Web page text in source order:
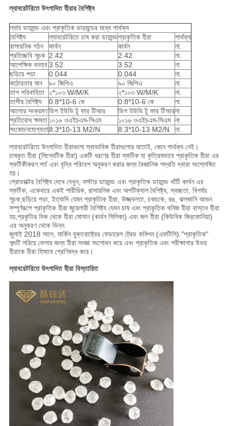
ল্যাবরেটরিতে উৎপাদিত হীরার বৈশিষ্ট্য
ল্যাব ডায়মন্ড এবং প্রাকৃতিক ডায়মন্ডের মধ্যে পার্থক্য
বৈশিষ্ট্য
ল্যাবরেটরিতে চাষ করা ডায়মন্ডপ্রাকৃতিক হীরা
পার্থক্য
রাসায়নিক গঠন
কার্বন কার্বন
না.
প্রতিচ্ছবি সূচক 2.42 2.42
না.
আপেক্ষিক ঘনত্ব3.52 3.52
না.
ছড়িয়ে পড়া
0.044 0.044
না.
কঠোরতার মান
৯০ জিপিএ ৯০ জিপিএ
না.
তাপ পরিবাহিতা ২*১০৩ W/M/K ২*১০৩ W/M/K
না.
তাপীয় বৈশিষ্ট্য
0.8*10-6 কে 0.8*10-6 কে
না.
আলোর সংক্রমণডিপ ইউভি টু ফার টিআর ডিপ ইউভি টু ফার টিআরনা.
প্রতিরোধ ক্ষমতা ১০১৬ ওএইচএম-সিএম ১০১৬ ওএইচএম-সিএম না.
সংকোচনযোগ্যতা8.3*10-13 M2/N 8.3*10-13 M2/N না.
ল্যাবরেটরিতে উৎপাদিত হীরাগুলো স্বাভাবিক হীরাগুলোর মতোই, কোন পার্থক্য নেই।
চাষকৃত হীরা (সিন্থেটিক হীরা) একটি ধরণের হীরা স্ফটিক যা কৃত্রিমভাবে প্রাকৃতিক হীরা এর
স্ফটিকীকরণ শর্ত এবং বৃদ্ধি পরিবেশ অনুকরণ করার জন্য বৈজ্ঞানিক পদ্ধতি দ্বারা সংশ্লেষিত
হয়।
প্রোডাক্টের বৈশিষ্ট্য দেখে দেখুন, ফস্টার ডায়মন্ড এবং প্রাকৃতিক ডায়মন্ড খাঁটি কার্বন এর
স্ফটিক, একেবারে একই শারীরিক, রাসায়নিক এবং অপটিক্যাল বৈশিষ্ট্য, স্বচ্ছতা, বিপর্যয়
সূচক,ছড়িয়ে পড়া, ইত্যাদি যেমন প্রাকৃতিক হীরা, উজ্জ্বলতা, চকচকে, রঙ, ঝলকানি আগুন
সম্পূর্ণরূপে প্রাকৃতিক হীরা জুয়েলারী বৈশিষ্ট্য যেমন চাষ এবং প্রাকৃতিক খনিজ হীরা বাস্তব হীরা
হয়,প্রকৃতির দিক থেকে হীরা মোসান (কার্বন সিলিকা) এবং জল হীরা (কিউবিক জিরকোনিয়া)
এর অনুকরণ থেকে ভিন্ন.
জুলাই 2018 সালে, মার্কিন যুক্তরাষ্ট্রের ফেডারেল ট্রেড কমিশন (এফটিসি) "প্রাকৃতিক"
শব্দটি সরিয়ে ফেলার জন্য হীরা সংজ্ঞা সংশোধন করে এবং প্রাকৃতিক এবং পরীক্ষাগার উভয়
হীরাকে হীরা হিসাবে শ্রেণিবদ্ধ করে।
ল্যাবরেটরিতে উৎপাদিত হীরা বিস্তারিত